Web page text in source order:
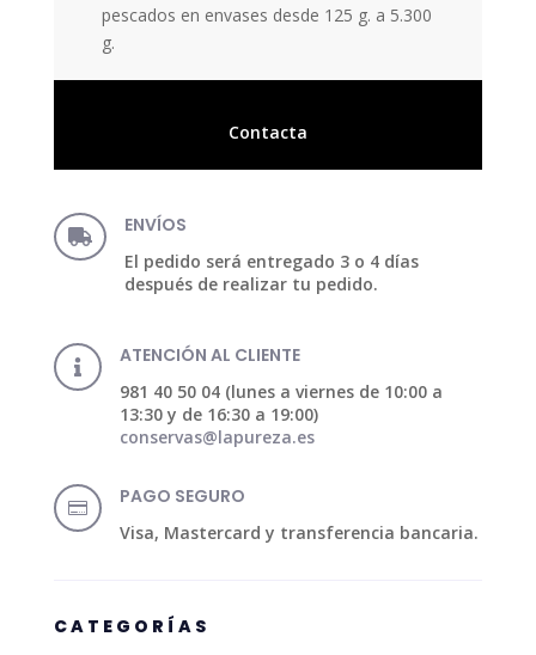
pescados en envases desde 125 g. a 5.300
g.
Contacta
 ENVÍOS
El pedido será entregado 3 o 4 días
después de realizar tu pedido.
 ATENCIÓN AL CLIENTE
981 40 50 04 (lunes a viernes de 10:00 a
13:30 y de 16:30 a 19:00)
conservas@lapureza.es
 PAGO SEGURO
Visa, Mastercard y transferencia bancaria.
CATEGORÍAS